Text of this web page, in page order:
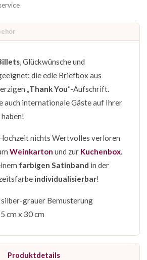
, Glückwünsche und
die edle Briefbox aus
„ Thank You“-Aufschrift.
auch internationale Gäste auf Ihrer
nichts Wertvolles verloren
Weinkarton und zur Kuchenbox
farbigen Satinband in der
individualisierbar!
grauer Bemusterung
cm x 30 cm
Produktdetails